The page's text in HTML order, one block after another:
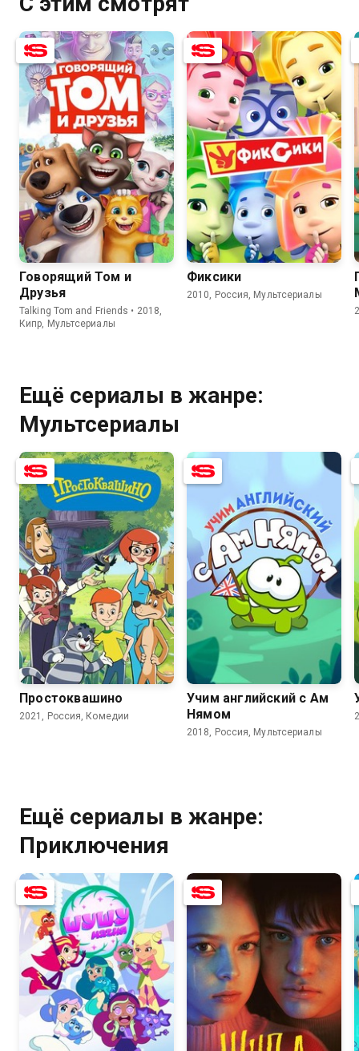
9.0 6.2
Говорящий Том и
Друзья
Talking Tom and Friends • 2018,
Кипр, Мультсериалы
8.0 6.2
Фиксики
2010, Россия, Мультсериалы
Ещё сериалы в жанре:
Мультсериалы
7.8 5.7
Простоквашино
2021, Россия, Комедии
Учим английский с Ам
Нямом
2018, Россия, Мультсериалы
Ещё сериалы в жанре:
Приключения